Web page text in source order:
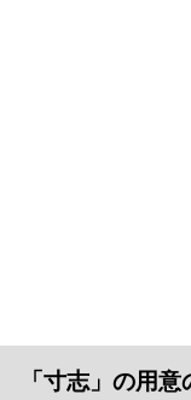
「寸志」の用意